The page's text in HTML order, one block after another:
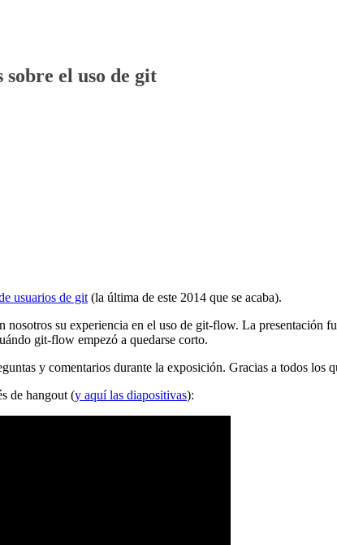
el uso de git
usuarios de git (la última de este 2014 que se acaba).
nosotros su experiencia en el uso de git-flow. La presentación
git-flow empezó a quedarse corto.
y comentarios durante la exposición. Gracias a todos los
de hangout (y aquí las diapositivas):